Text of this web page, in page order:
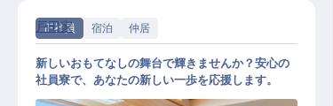
正社員 宿泊 仲居
戸田家
新しいおもてなしの舞台で輝きませんか？安心の
社員寮で、あなたの新しい一歩を応援します。